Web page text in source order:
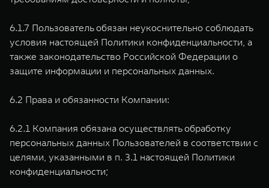
6.1.7 Пользователь обязан неукоснительно соблюдать
условия настоящей Политики конфиденциальности, а
также законодательство Российской Федерации о
защите информации и персональных данных.
6.2 Права и обязанности Компании:
6.2.1 Компания обязана осуществлять обработку
персональных данных Пользователей в соответствии с
целями, указанными в п. 3.1 настоящей Политики
конфиденциальности;